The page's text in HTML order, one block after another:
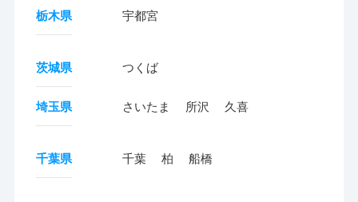
栃木県 宇都宮
茨城県 つくば
埼玉県 さいたま 所沢 久喜
千葉県 千葉 柏 船橋